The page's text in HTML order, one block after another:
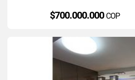
$700.000.000 COP